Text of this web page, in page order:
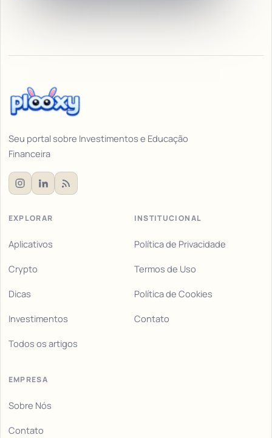
Seu portal sobre Investimentos e Educação
Financeira
EXPLORAR
Aplicativos
Crypto
Dicas
Investimentos
Todos os artigos
INSTITUCIONAL
Política de Privacidade
Termos de Uso
Política de Cookies
Contato
EMPRESA
Sobre Nós
Contato